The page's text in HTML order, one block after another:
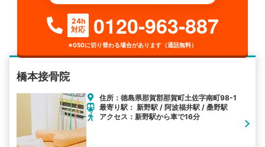
24h
対応
0120-963-887
※050に切り替わる場合があります（通話無料）
橋本接骨院
住所：徳島県那賀郡那賀町土佐字南町98-1
最寄り駅： 新野駅 / 阿波福井駅 / 桑野駅
アクセス：新野駅から車で16分